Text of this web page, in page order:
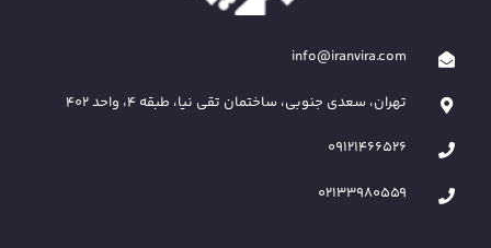
info@iranvira.com
تهران، سعدی جنوبی، ساختمان تقی نیا، طبقه 4، واحد 402
09121466526
02133980559